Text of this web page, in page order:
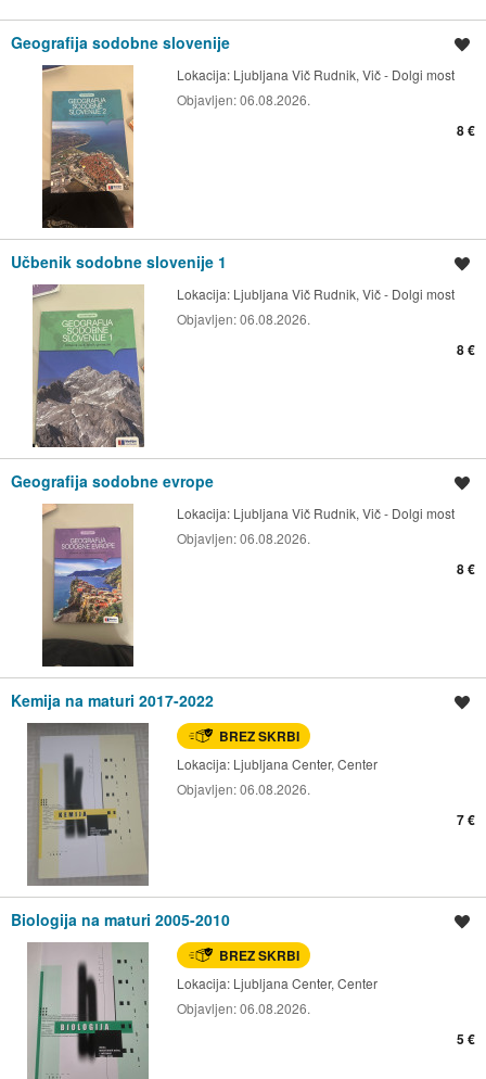
Geografija sodobne slovenije
Lokacija: Ljubljana Vič Rudnik, Vič - Dolgi most
Objavljen:06.08.2026.
8 €
Učbenik sodobne slovenije 1
Lokacija: Ljubljana Vič Rudnik, Vič - Dolgi most
Objavljen:06.08.2026.
8 €
Geografija sodobne evrope
Lokacija: Ljubljana Vič Rudnik, Vič - Dolgi most
Objavljen:06.08.2026.
8 €
Kemija na maturi 2017-2022
BREZ SKRBI
Lokacija: Ljubljana Center, Center
Objavljen:06.08.2026.
7 €
Biologija na maturi 2005-2010
BREZ SKRBI
Lokacija: Ljubljana Center, Center
Objavljen:06.08.2026.
5 €